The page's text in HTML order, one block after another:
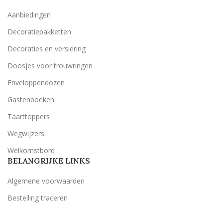
Aanbiedingen
Decoratiepakketten
Decoraties en versiering
Doosjes voor trouwringen
Enveloppendozen
Gastenboeken
Taarttoppers
Wegwijzers
Welkomstbord
BELANGRIJKE LINKS
Algemene voorwaarden
Bestelling traceren